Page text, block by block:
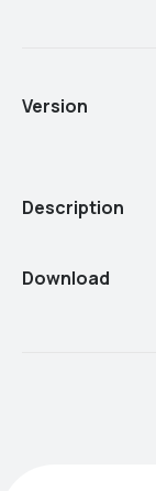
Version
Description
Download